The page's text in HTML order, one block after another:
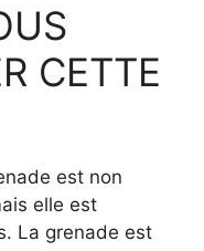
CETTE
est non
elle est
La grenade est